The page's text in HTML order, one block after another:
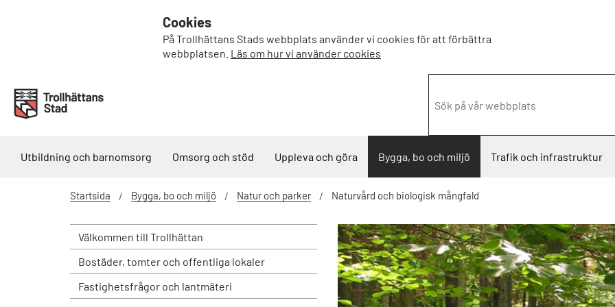
Cookies
På Trollhättans Stads webbplats använder vi cookies för att förbättra
webbplatsen. Läs om hur vi använder cookies
Utbildning och barnomsorg Omsorg och stöd Uppleva och göra Bygga, bo och miljö Trafik och infrastruktur
Startsida Bygga, bo och miljö Natur och parker Naturvård och biologisk mångfald
Välkommen till Trollhättan
Bostäder, tomter och offentliga lokaler
Fastighetsfrågor och lantmäteri